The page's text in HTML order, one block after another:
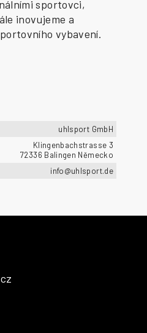
sportovci,
inovujeme a
vybavení.
uhlsport GmbH
Klingenbachstrasse 3
72336 Balingen Německo
info@uhlsport.de